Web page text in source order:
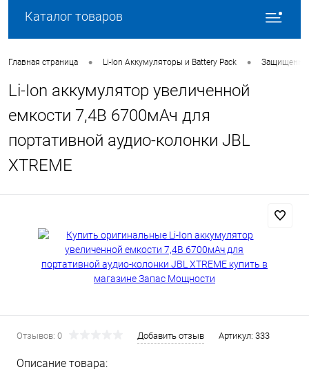
Каталог товаров
Главная страница • Li-Ion Аккумуляторы и Battery Pack •
Li-Ion аккумулятор увеличенной
емкости 7,4В 6700мАч для
портативной аудио-колонки JBL
XTREME
Отзывов: 0 Добавить отзыв Артикул: 333
Описание товара: